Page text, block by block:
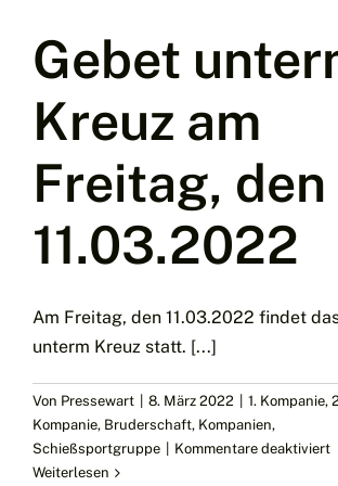
Gebet
Kreuz am
Freitag, den
11.03.2022
Am Freitag, den 11.03.2022 findet
unterm Kreuz statt. [...]
Von Pressewart 8. März 2022 1. Kompanie,
Kompanie, Bruderschaft, Kompanien,
Schießsportgruppe
Kommentare deaktiviert
Weiterlesen